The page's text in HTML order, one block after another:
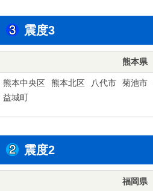
震度3
熊本県
熊本中央区 熊本北区 八代市 菊池市
益城町
震度2
福岡県